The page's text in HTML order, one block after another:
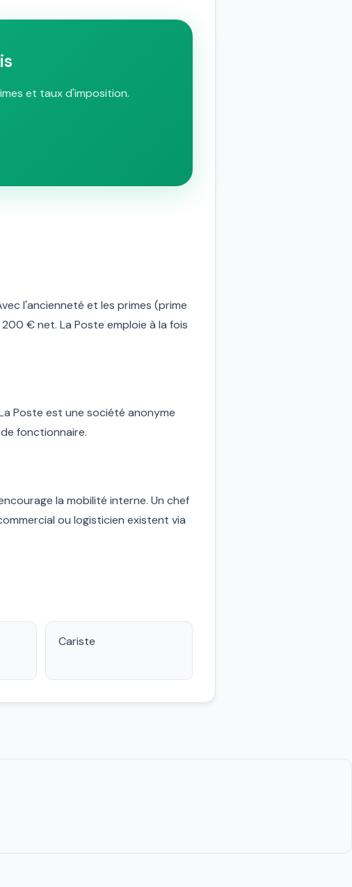
et taux d'imposition.
l'ancienneté et les primes (prime
€ net. La Poste emploie à la fois
Poste est une société anonyme
fonctionnaire.
la mobilité interne. Un chef
ou logisticien existent via
Cariste